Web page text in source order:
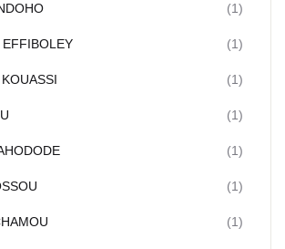
(1)
(1)
(1)
(1)
(1)
(1)
(1)